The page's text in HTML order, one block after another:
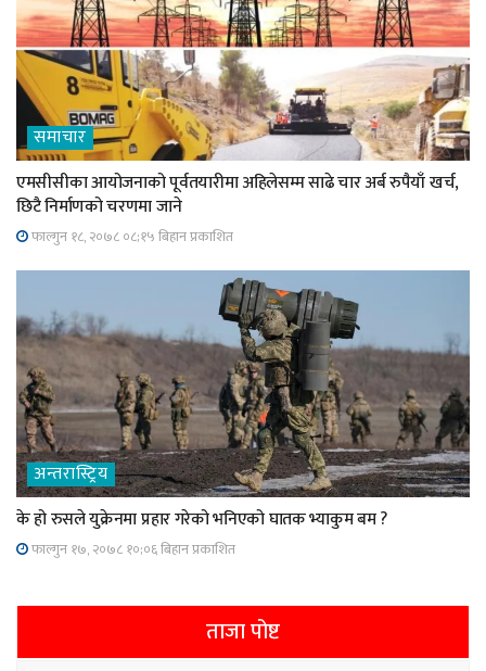
समाचार
एमसीसीका आयोजनाको पूर्वतयारीमा अहिलेसम्म साढे चार अर्ब रुपैयाँ खर्च,
छिटै निर्माणको चरणमा जाने
फाल्गुन १८, २०७८ ०८;१५ बिहान प्रकाशित
अन्तरास्ट्रिय
के हो रुसले युक्रेनमा प्रहार गरेको भनिएको घातक भ्याकुम बम ?
फाल्गुन १७, २०७८ १०;०६ बिहान प्रकाशित
ताजा पोष्ट